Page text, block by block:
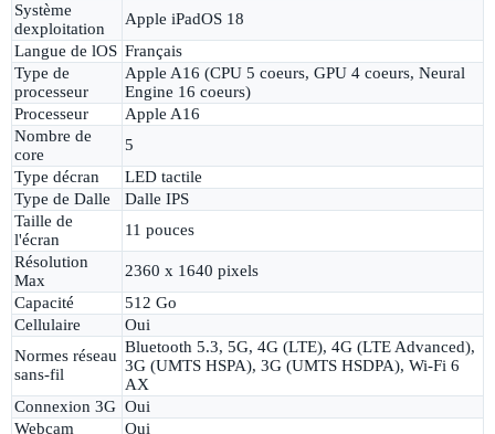
Système
dexploitation
Apple iPadOS 18
Langue de lOS Français
Type de
processeur
Apple A16 (CPU 5 coeurs, GPU 4 coeurs, Neural
Engine 16 coeurs)
Processeur
Apple A16
Nombre de
core
5
Type décran
LED tactile
Type de Dalle
Dalle IPS
Taille de
l'écran
11 pouces
Résolution
Max
2360 x 1640 pixels
Capacité
512 Go
Cellulaire
Oui
Normes réseau
sans-fil
Bluetooth 5.3, 5G, 4G (LTE), 4G (LTE Advanced),
3G (UMTS HSPA), 3G (UMTS HSDPA), Wi-Fi 6
AX
Connexion 3G Oui
Webcam
Oui